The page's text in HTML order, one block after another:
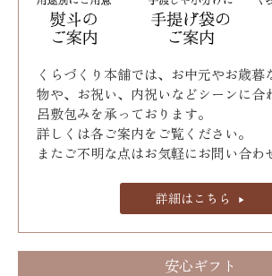
くらづくり本舗では、お中元やお歳暮
物や、お祝い、内祝いなどシーンに合
呂敷包みを承っております｡
詳しくは各ご案内をご覧ください。
またご不明な点はお気軽にお問い合わ
詳細はこちら
安心ギフト